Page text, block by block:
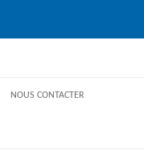
NOUS CONTACTER